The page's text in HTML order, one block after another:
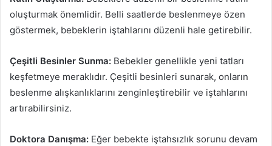
oluşturmak önemlidir. Belli saatlerde beslenmeye özen
göstermek, bebeklerin iştahlarını düzenli hale getirebilir.
Çeşitli Besinler Sunma: Bebekler genellikle yeni tatları
keşfetmeye meraklıdır. Çeşitli besinleri sunarak, onların
beslenme alışkanlıklarını zenginleştirebilir ve iştahlarını
artırabilirsiniz.
Doktora Danışma: Eğer bebekte iştahsızlık sorunu devam